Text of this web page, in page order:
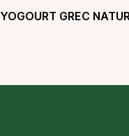
YOGOURT GREC